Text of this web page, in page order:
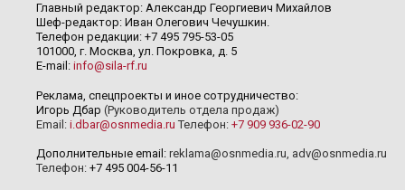
Главный редактор: Александр Георгиевич Михайлов
Шеф-редактор: Иван Олегович Чечушкин.
Телефон редакции: +7 495 795-53-05
101000, г. Москва, ул. Покровка, д. 5
E-mail: info@sila-rf.ru
Реклама, спецпроекты и иное сотрудничество:
Игорь Дбар (Руководитель отдела продаж)
Email: i.dbar@osnmedia.ru Телефон: +7 909 936-02-90
Дополнительные email: reklama@osnmedia.ru, adv@osnmedia.ru
Телефон: +7 495 004-56-11